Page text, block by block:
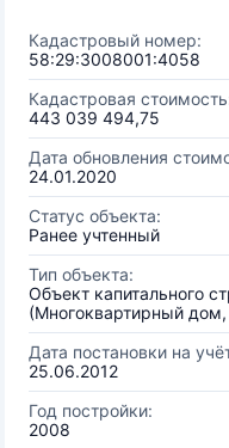
Кадастровый номер:
58:29:3008001:4058
Кадастровая
443 039 494,75
Дата обновления
24.01.2020
Статус объекта:
Ранее учтенный
Тип объекта:
Объект капитального
(Многоквартирный
Дата постановки на
25.06.2012
Год постройки:
2008